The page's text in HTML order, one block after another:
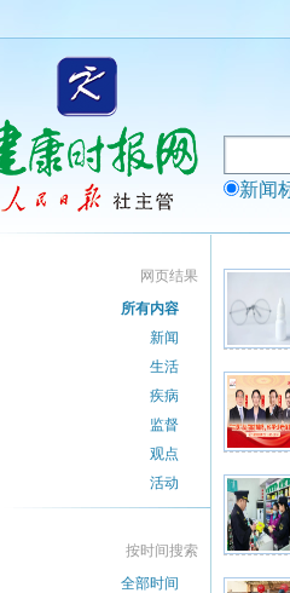
新闻
网页结果
所有内容
新闻
生活
疾病
监督
观点
活动
按时间搜索
全部时间